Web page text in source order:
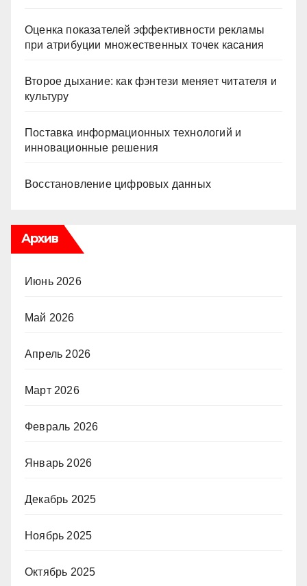
Оценка показателей эффективности рекламы
при атрибуции множественных точек касания
Второе дыхание: как фэнтези меняет читателя и
культуру
Поставка информационных технологий и
инновационные решения
Восстановление цифровых данных
Архив
Июнь 2026
Май 2026
Апрель 2026
Март 2026
Февраль 2026
Январь 2026
Декабрь 2025
Ноябрь 2025
Октябрь 2025